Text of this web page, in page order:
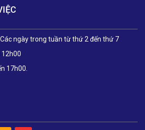
ngày trong tuần từ thứ 2 đến thứ 7
12h00
17h00.